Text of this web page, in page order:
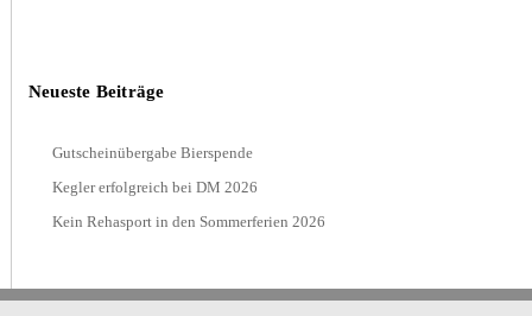
Neueste Beiträge
Gutscheinübergabe Bierspende
Kegler erfolgreich bei DM 2026
Kein Rehasport in den Sommerferien 2026